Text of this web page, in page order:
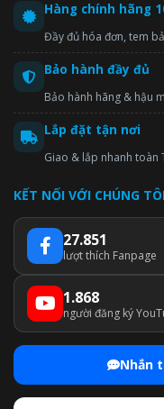
Hàng chính hãng
Đầy đủ hóa đơn, tem
Bảo hành đầy đủ
Bảo hành hãng & hậu
Lắp đặt tận nơi
Giao & lắp nhanh toàn
KẾT NỐI VỚI CHÚNG
27.851
lượt thích Fanpage
1.868
người đăng ký
Nhắn